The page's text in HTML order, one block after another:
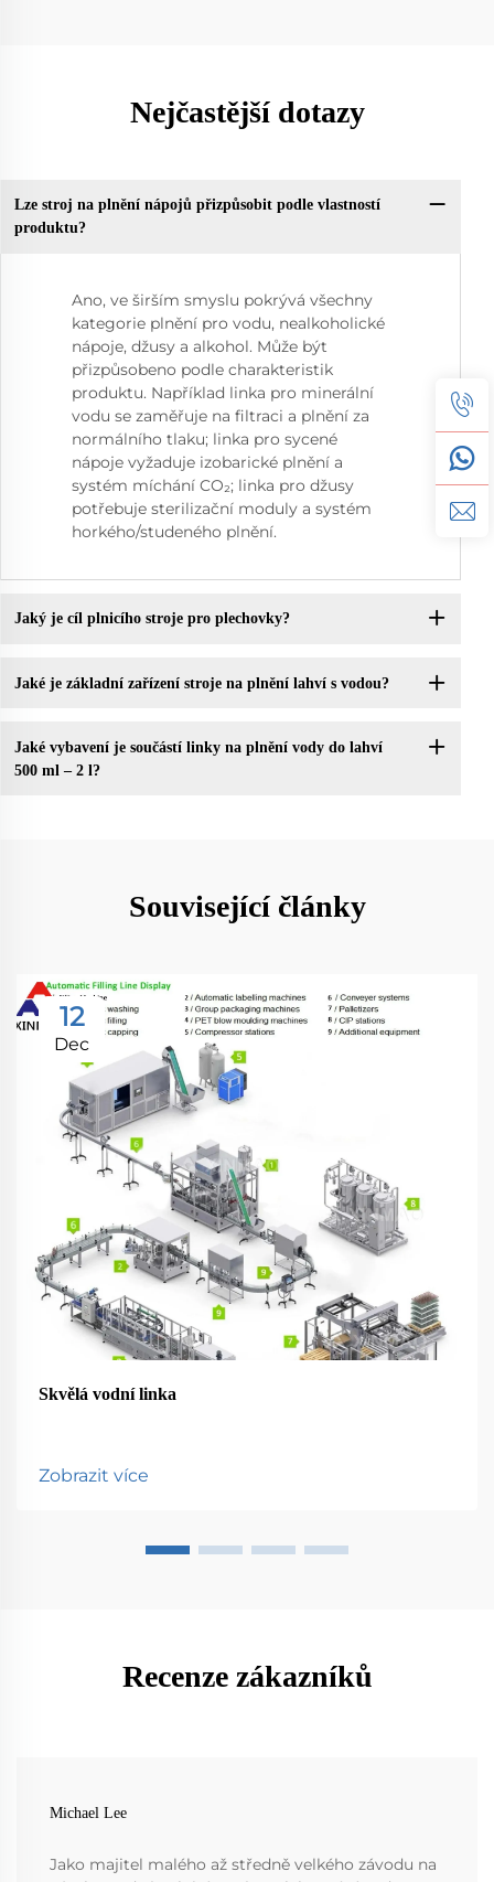
Nejčastější dotazy
Lze stroj na plnění nápojů přizpůsobit podle vlastností
produktu?
Ano, ve širším smyslu pokrývá všechny
kategorie plnění pro vodu, nealkoholické
nápoje, džusy a alkohol. Může být
přizpůsobeno podle charakteristik
produktu. Například linka pro minerální
vodu se zaměřuje na filtraci a plnění za
normálního tlaku; linka pro sycené
nápoje vyžaduje izobarické plnění a
systém míchání CO₂; linka pro džusy
potřebuje sterilizační moduly a systém
horkého/studeného plnění.
Jaký je cíl plnicího stroje pro plechovky?
Jaké je základní zařízení stroje na plnění lahví s vodou?
Jaké vybavení je součástí linky na plnění vody do lahví
500 ml – 2 l?
Související články
12
Dec
Skvělá vodní linka
Zobrazit více
Recenze zákazníků
Michael Lee
Jako majitel malého až středně velkého závodu na